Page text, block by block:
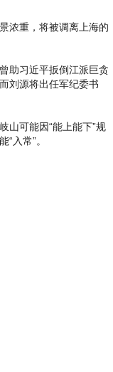
浓重，将被调离上海的
助习近平扳倒江派巨贪
刘源将出任军纪委书
山可能因“能上能下”规
入常”。